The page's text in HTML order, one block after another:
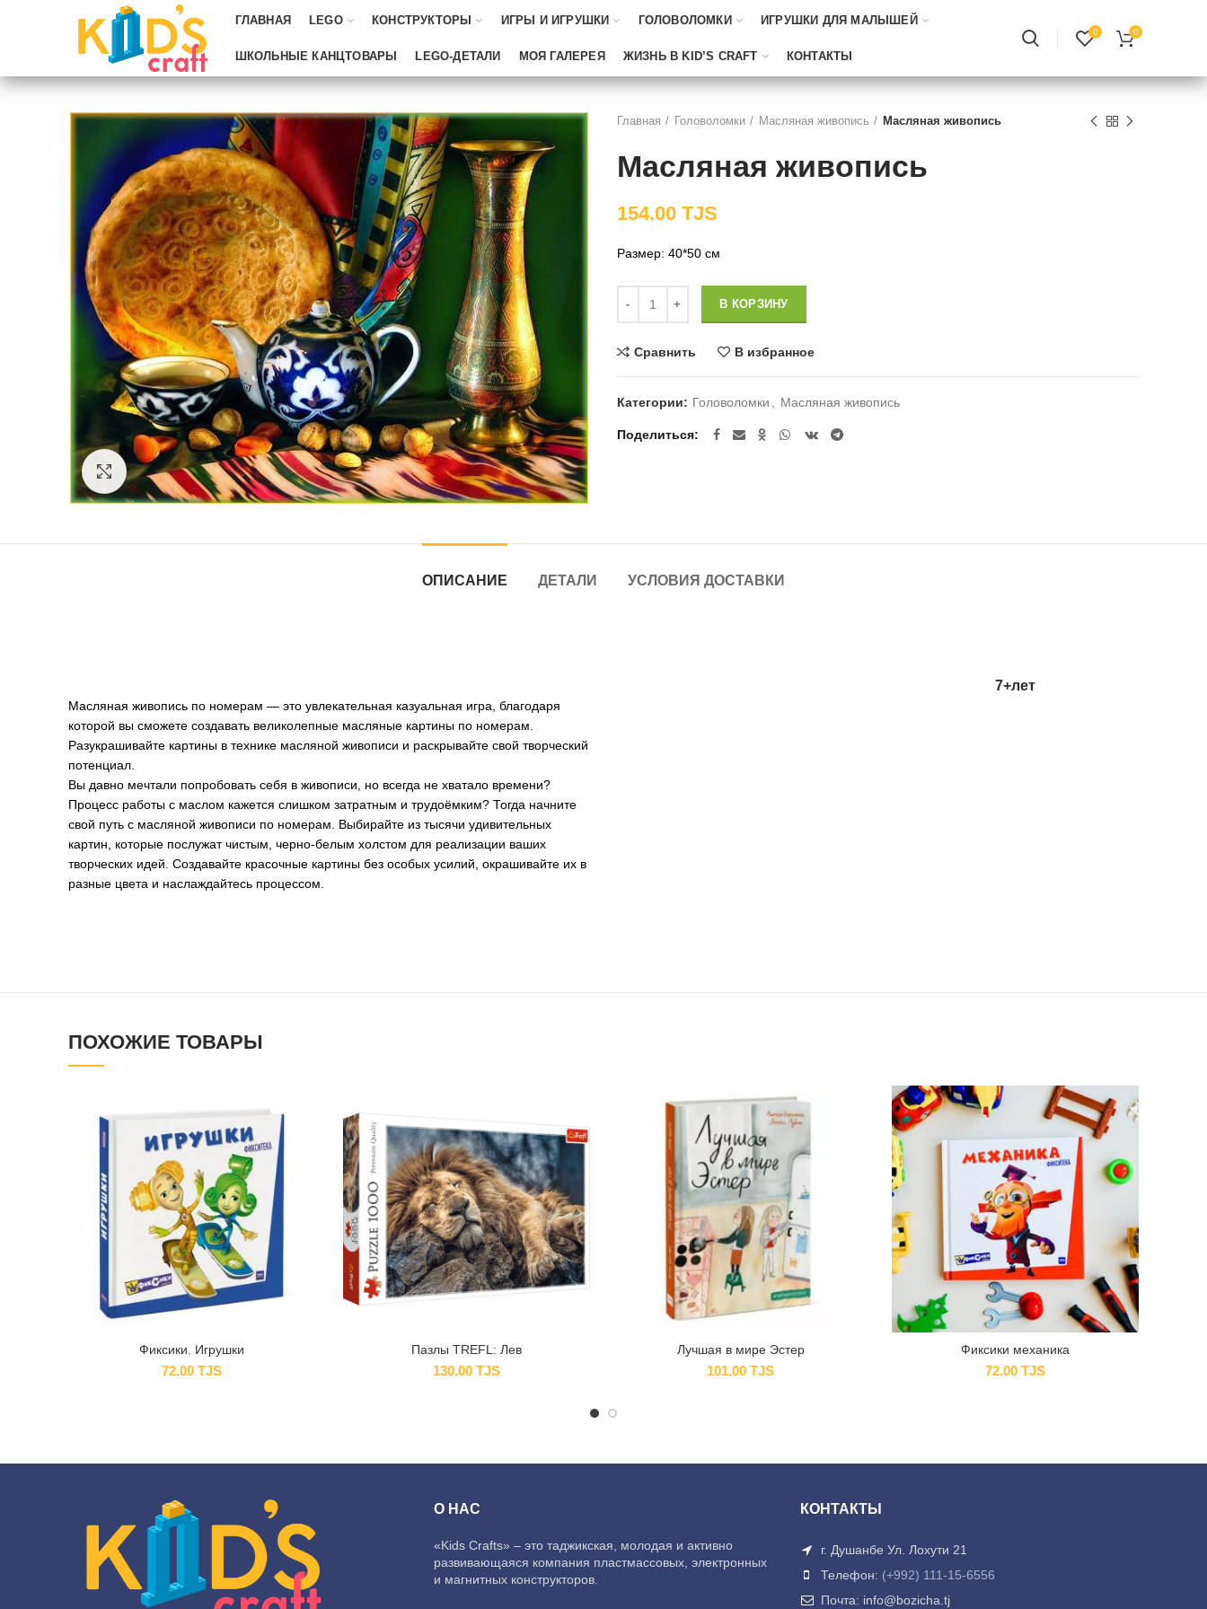
ГЛАВНАЯ LEGO КОНСТРУКТОРЫ ИГРЫ И ИГРУШКИ ГОЛОВОЛОМКИ ИГРУШКИ ДЛЯ МАЛЫШЕЙ
ШКОЛЬНЫЕ КАНЦТОВАРЫ LEGO-ДЕТАЛИ МОЯ ГАЛЕРЕЯ ЖИЗНЬ В KID’S CRAFT КОНТАКТЫ
0 0
Нажмите, чтобы увеличить
Главная Головоломки Масляная живопись Масляная живопись
Масляная живопись
154.00 TJS
Размер: 40*50 см
В КОРЗИНУ
Сравнить В избранное
Категории: Головоломки Масляная живопись
Поделиться
ОПИСАНИЕ ДЕТАЛИ УСЛОВИЯ ДОСТАВКИ
Масляная живопись по номерам — это увлекательная казуальная игра, благодаря
которой вы сможете создавать великолепные масляные картины по номерам.
Разукрашивайте картины в технике масляной живописи и раскрывайте свой творческий
потенциал.
Вы давно мечтали попробовать себя в живописи, но всегда не хватало времени?
Процесс работы с маслом кажется слишком затратным и трудоёмким? Тогда начните
свой путь с масляной живописи по номерам. Выбирайте из тысячи удивительных
картин, которые послужат чистым, черно-белым холстом для реализации ваших
творческих идей. Создавайте красочные картины без особых усилий, окрашивайте их в
разные цвета и наслаждайтесь процессом.
7+лет
ПОХОЖИЕ ТОВАРЫ
Фиксики. Игрушки
72.00TJS
Пазлы TREFL: Лев
130.00 TJS
Лучшая в мире Эстер
101.00TJS
Фиксики механика
72.00 TJS
О НАС
«Kids Crafts» – это таджикская, молодая и активно
развивающаяся компания пластмассовых, электронных
и магнитных конструкторов.
КОНТАКТЫ
г. Душанбе Ул. Лохути 21
Телефон: (+992) 111-15-6556
Почта: info@bozicha.tj